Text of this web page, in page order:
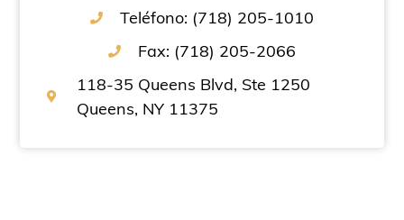
Teléfono: (718) 205-1010
Fax: (718) 205-2066
118-35 Queens Blvd, Ste 1250
Queens, NY 11375